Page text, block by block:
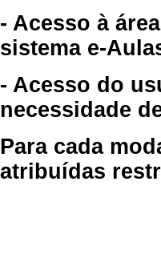
- Acesso à
sistema e-
- Acesso do
necessidade
Para cada
atribuídas